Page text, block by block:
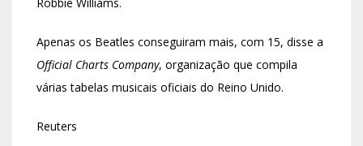
Robbie Williams.
Apenas os Beatles conseguiram mais, com 15, disse a
Official Charts Company, organização que compila
várias tabelas musicais oficiais do Reino Unido.
Reuters